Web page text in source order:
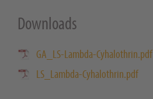
Downloads
GA_LS-Lambda-Cyhalothrin.pdf
LS_Lambda-Cyhalothrin.pdf